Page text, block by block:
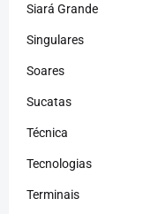
Siará Grande
Singulares
Soares
Sucatas
Técnica
Tecnologias
Terminais